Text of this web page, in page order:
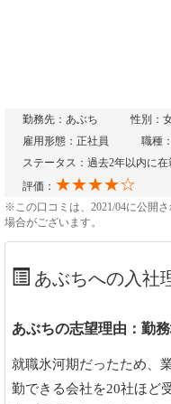
勤務先：あぶち 性別：
雇用形態：正社員
職種
ステータス：過去2年以内に
評価： ★★★★☆
※この口コミは、2021/04に公開
場合がございます。
あぶちへの入社
あぶちの志望理由：勤
就職氷河期だったため、
勤できる会社を20社ほど